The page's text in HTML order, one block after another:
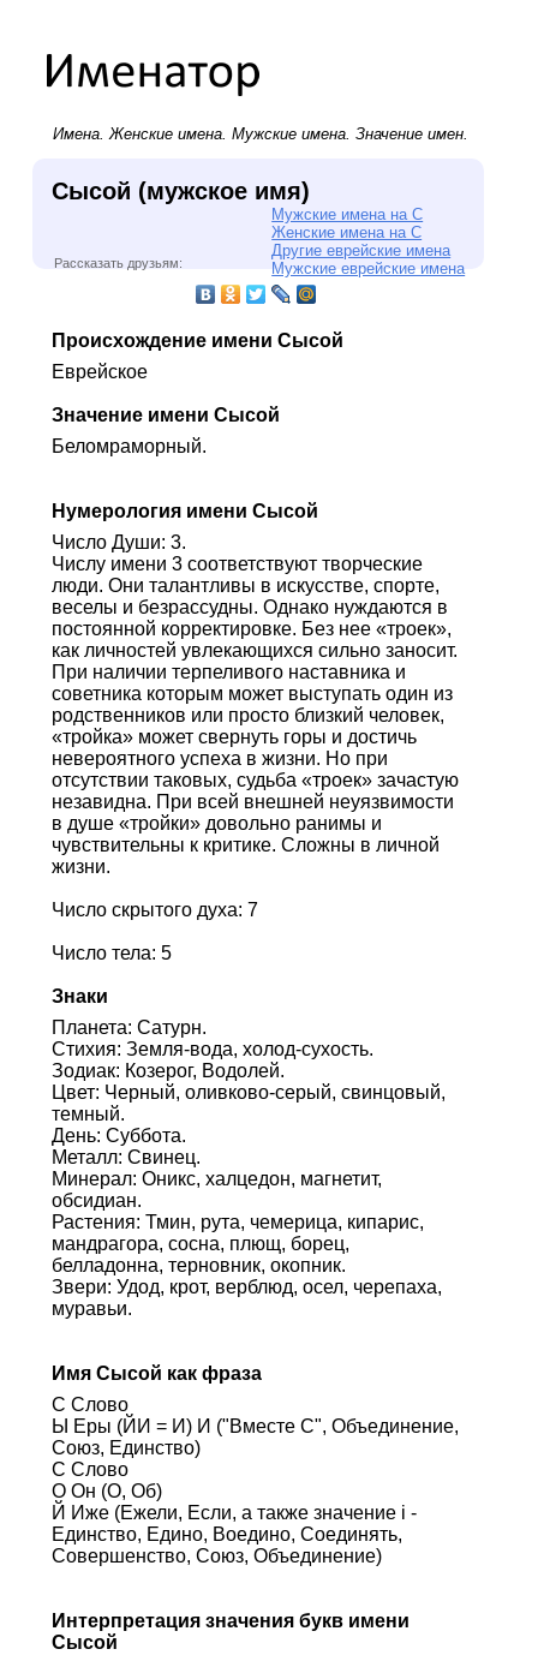
Имена.Женские имена. Мужские имена. Значение имен.
Сысой (мужское имя)
Мужские имена на С
Женские имена на С
Другие еврейские имена
Мужские еврейские имена
Рассказать друзьям:
Происхождение имени Сысой
Еврейское
Значение имени Сысой
Беломраморный.
Нумерология имени Сысой
Число Души: 3.
Числу имени 3 соответствуют творческие
люди. Они талантливы в искусстве, спорте,
веселы и безрассудны. Однако нуждаются в
постоянной корректировке. Без нее «троек»,
как личностей увлекающихся сильно заносит.
При наличии терпеливого наставника и
советника которым может выступать один из
родственников или просто близкий человек,
«тройка» может свернуть горы и достичь
невероятного успеха в жизни. Но при
отсутствии таковых, судьба «троек» зачастую
незавидна. При всей внешней неуязвимости
в душе «тройки» довольно ранимы и
чувствительны к критике. Сложны в личной
жизни.
Число скрытого духа: 7
Число тела: 5
Знаки
Планета: Сатурн.
Стихия: Земля-вода, холод-сухость.
Зодиак: Козерог, Водолей.
Цвет: Черный, оливково-серый, свинцовый,
темный.
День: Суббота.
Металл: Свинец.
Минерал: Оникс, халцедон, магнетит,
обсидиан.
Растения: Тмин, рута, чемерица, кипарис,
мандрагора, сосна, плющ, борец,
белладонна, терновник, окопник.
Звери: Удод, крот, верблюд, осел, черепаха,
муравьи.
Имя Сысой как фраза
С Слово
Ы Еры (ЙИ = И) И ("Вместе С", Объединение,
Союз, Единство)
С Слово
О Он (О, Об)
Й Иже (Ежели, Если, а также значение i -
Единство, Едино, Воедино, Соединять,
Совершенство, Союз, Объединение)
Интерпретация значения букв имени
Сысой